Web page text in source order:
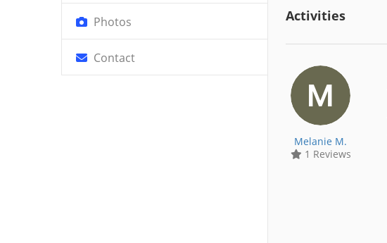
Photos
Contact
Activities
Melanie M.
1 Reviews